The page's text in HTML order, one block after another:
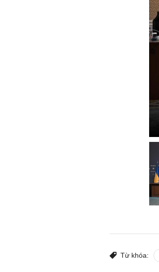
Từ khóa: